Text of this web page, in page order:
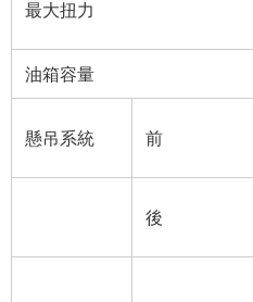
最大扭力
油箱容量
懸吊系統 前
後